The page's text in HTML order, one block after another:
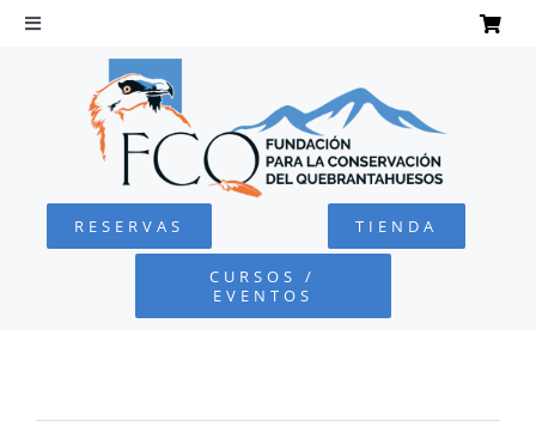
Saltar
Toggle
Navigation
QUEBRANTAHUESOS
FUNDACIÓN
RESERVAS TIENDA
CURSOS /
EVENTOS